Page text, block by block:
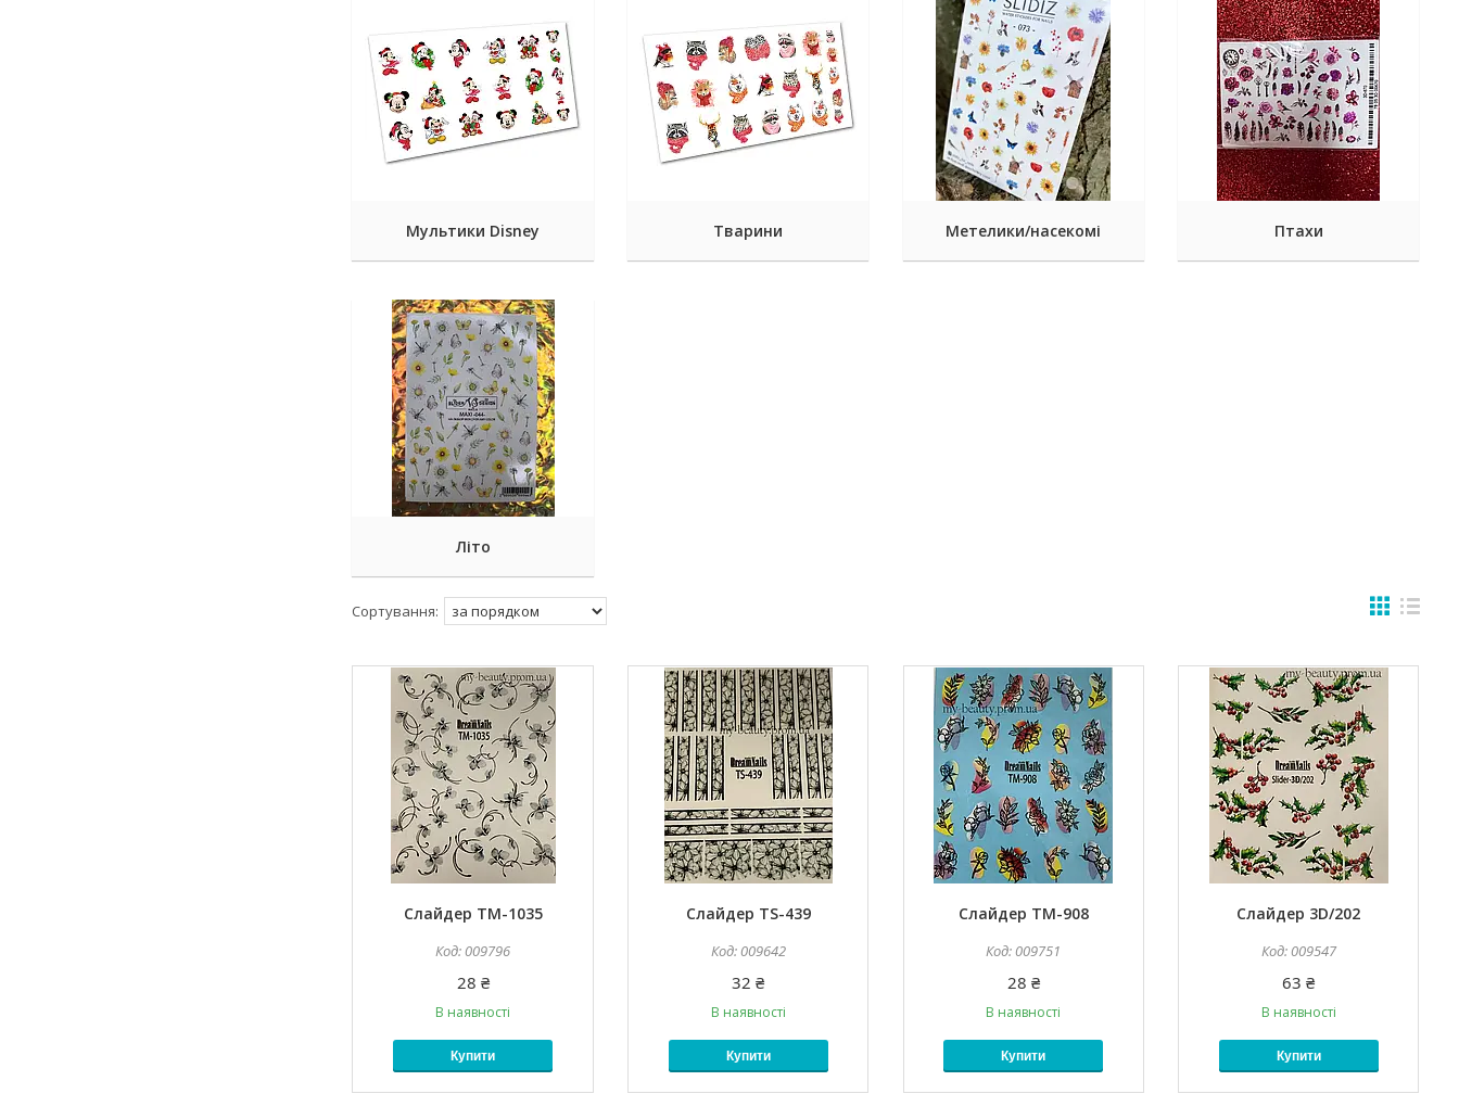
Мультики Disney Тварини Метелики/насекомі Птахи
Літо
Слайдер TM-1035
009796
28 ₴
В наявності
Купити
Слайдер TS-439
009642
32 ₴
В наявності
Купити
Слайдер TM-908
009751
28 ₴
В наявності
Купити
Слайдер 3D/202
009547
63 ₴
В наявності
Купити